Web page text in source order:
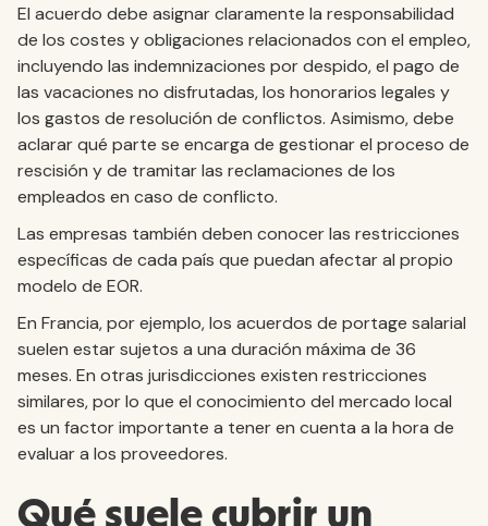
El acuerdo debe asignar claramente la responsabilidad
de los costes y obligaciones relacionados con el empleo,
incluyendo las indemnizaciones por despido, el pago de
las vacaciones no disfrutadas, los honorarios legales y
los gastos de resolución de conflictos. Asimismo, debe
aclarar qué parte se encarga de gestionar el proceso de
rescisión y de tramitar las reclamaciones de los
empleados en caso de conflicto.
Las empresas también deben conocer las restricciones
específicas de cada país que puedan afectar al propio
modelo de EOR.
En Francia, por ejemplo, los acuerdos de portage salarial
suelen estar sujetos a una duración máxima de 36
meses. En otras jurisdicciones existen restricciones
similares, por lo que el conocimiento del mercado local
es un factor importante a tener en cuenta a la hora de
evaluar a los proveedores.
Qué suele cubrir un